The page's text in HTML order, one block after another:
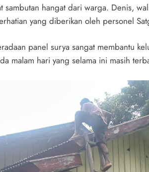
sambutan hangat dari warga. Denis,
yang diberikan oleh personel
panel surya sangat membantu
malam hari yang selama ini masih